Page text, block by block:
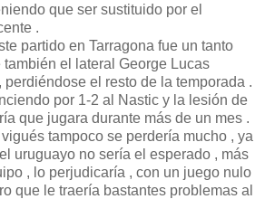
que ser sustituido por el
.
partido en Tarragona fue un tanto
el lateral George Lucas
el resto de la temporada .
por 1-2 al Nastic y la lesión de
que jugara durante más de un mes .
tampoco se perdería mucho , ya
uruguayo no sería el esperado , más
, lo perjudicaría , con un juego nulo
que le traería bastantes problemas al